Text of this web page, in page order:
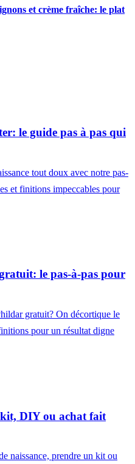
et crème fraîche: le plat
le guide pas à pas qui
tout doux avec notre pas-
et finitions impeccables pour
le pas-à-pas pour
gratuit? On décortique le
pour un résultat digne
kit, DIY ou achat fait
naissance, prendre un kit ou